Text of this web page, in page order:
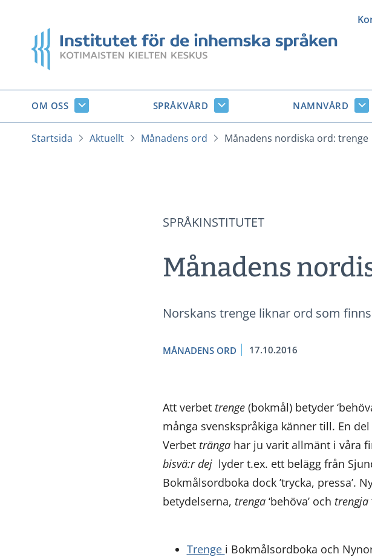
innehåll
Startsida
OM OSS
Om
oss
undersidor
SPRÅKVÅRD
Språkvård
undersidor
NAMNVÅRD
Startsida
Aktuellt Månadens ord Månadens nordiska ord: trenge
SPRÅKINSTITUTET
Månadens
Norskans trenge liknar ord som
MÅNADENS ORD 17.10.2016
Att verbet trenge(bokmål) betyder
många svenskspråkiga känner till. En
Verbet trängahar ju varit allmänt i våra
bisvä:r dejlyder t.ex. ett belägg från
Bokmålsordboka dock ’trycka, pressa’.
betydelserna, trenga‘behöva’ och trengja
Trenge i Bokmålsordboka och